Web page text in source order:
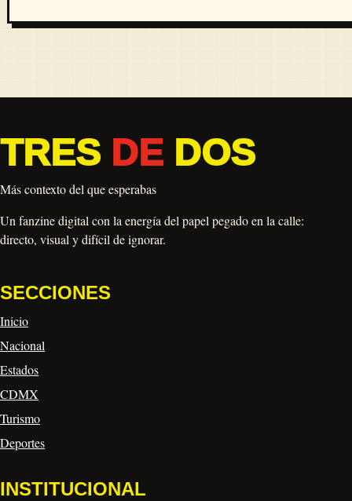
TRES DEDOS
Más contexto del que esperabas
Un fanzine digital con la energía del papel pegado en la calle:
directo, visual y difícil de ignorar.
SECCIONES
Inicio
Nacional
Estados
CDMX
Turismo
Deportes
INSTITUCIONAL